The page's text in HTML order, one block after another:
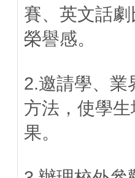
賽、英文話
榮譽感。
2.邀請學、業
方法，使學
果。